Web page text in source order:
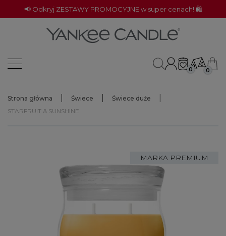
📢 Odkryj ZESTAWY PROMOCYJNE w super cenach! 🛍️
0 0
Strona główna Świece
Świece duże
STARFRUIT & SUNSHINE
MARKA PREMIUM